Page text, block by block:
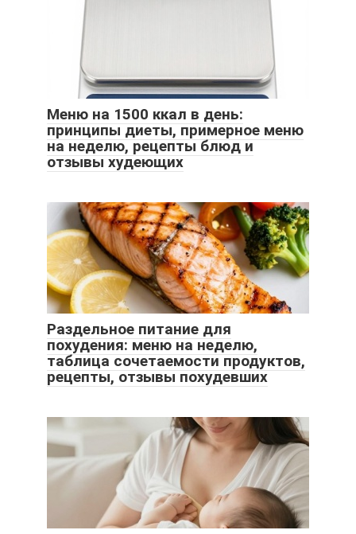
Меню на 1500 ккал в день:
принципы диеты, примерное меню
на неделю, рецепты блюд и
отзывы худеющих
Раздельное питание для
похудения: меню на неделю,
таблица сочетаемости продуктов,
рецепты, отзывы похудевших